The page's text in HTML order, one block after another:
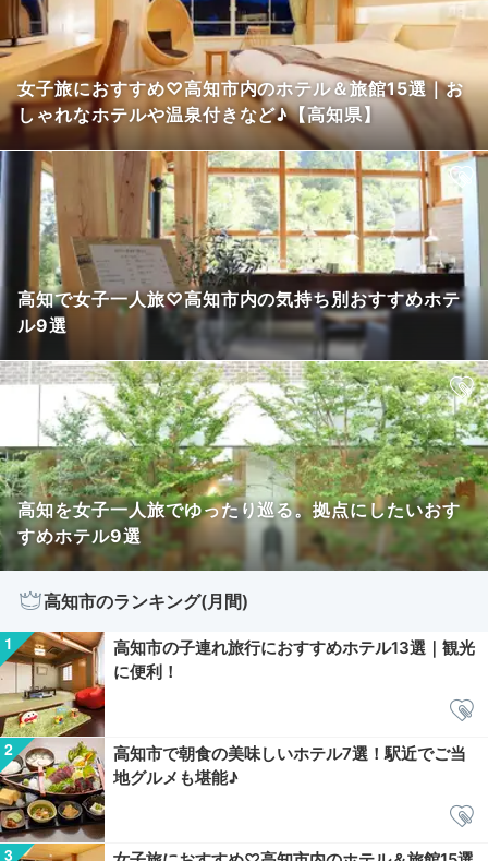
女子旅におすすめ♡高知市内のホテル＆旅館15選｜お
しゃれなホテルや温泉付きなど♪【高知県】
高知で女子一人旅♡高知市内の気持ち別おすすめホテ
ル9選 ​
高知を女子一人旅でゆったり巡る。拠点にしたいおす
すめホテル9選
高知市のランキング(月間)
高知市の子連れ旅行におすすめホテル13選｜観光
に便利！
高知市で朝食の美味しいホテル7選！駅近でご当
地グルメも堪能♪